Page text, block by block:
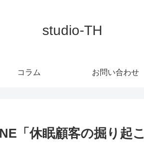
studio-TH
コラム お問い合わせ
「休眠顧客の掘り起こ